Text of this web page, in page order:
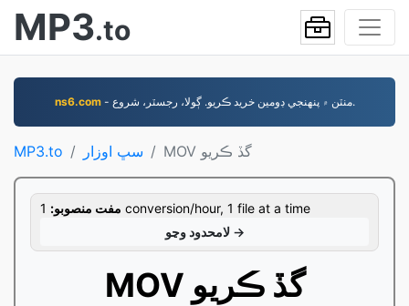
MP3.to
ns6.com - منٽن ۾ پنهنجي ڊومين خريد ڪريو. ڳولا، رجسٽر، شروع.
MP3.to سڀ اوزار MOV گڏ ڪريو
مفت منصوبو: 1 conversion/hour, 1 file at a time
لامحدود وڃو →
MOV گڏ ڪريو